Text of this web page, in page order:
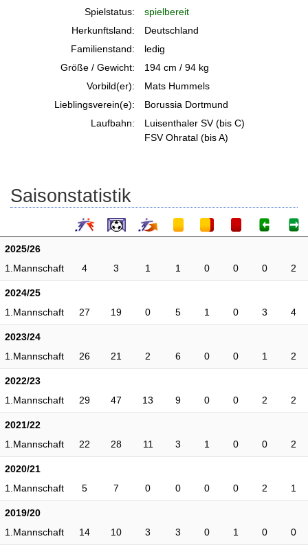
Spielstatus:
spielbereit
Herkunftsland:
Deutschland
Familienstand:
ledig
Größe / Gewicht:
194 cm / 94 kg
Vorbild(er):
Mats Hummels
Lieblingsverein(e):
Borussia Dortmund
Laufbahn:
Luisenthaler SV (bis C)
FSV Ohratal (bis A)
Saisonstatistik
2025/26
1.Mannschaft
4 3 1 1 0 0 0 2
2024/25
1.Mannschaft
27 19 0 5 1 0 3 4
2023/24
1.Mannschaft
26 21 2 6 0 0 1 2
2022/23
1.Mannschaft
29 47 13 9 0 0 2 2
2021/22
1.Mannschaft
22 28 11 3 1 0 0 2
2020/21
1.Mannschaft
5 7 0 0 0 0 2 1
2019/20
1.Mannschaft
14 10 3 3 0 1 0 0